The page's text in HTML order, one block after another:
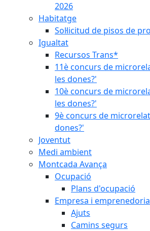
2026
Habitatge
Sol·licitud de pisos de
Igualtat
Recursos Trans*
11è concurs de
les dones?'
10è concurs de
les dones?'
9è concurs de
dones?'
Joventut
Medi ambient
Montcada Avança
Ocupació
Plans d'ocupació
Empresa i emprenedoria
Ajuts
Camins segurs